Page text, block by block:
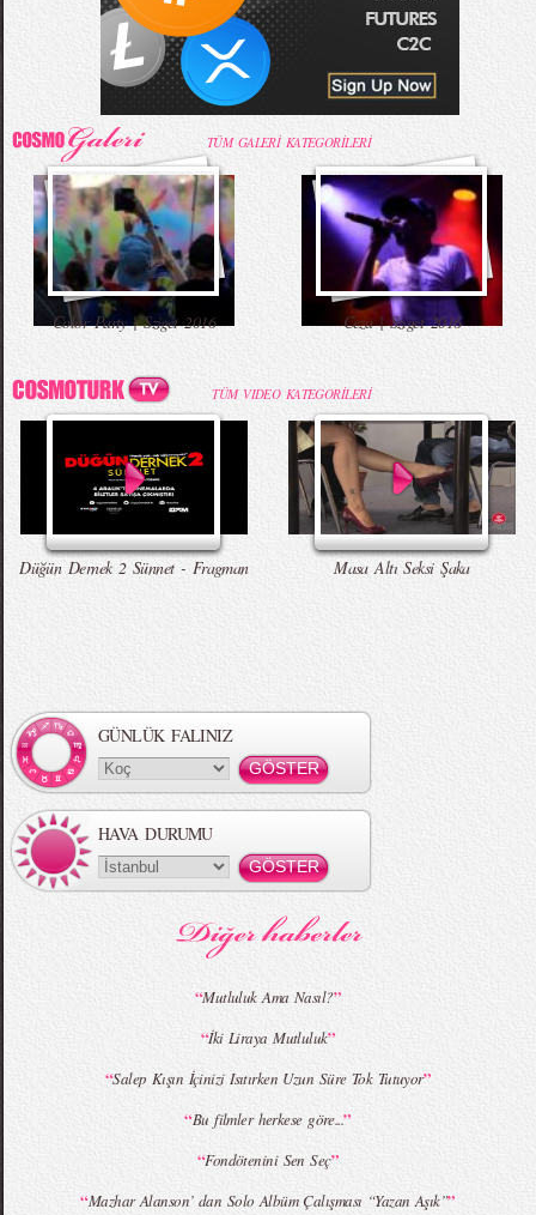
TÜM GALERİ KATEGORİLERİ
Color Party | Sziget 2016 Ceza | Sziget 2016
TÜM VIDEO KATEGORİLERİ
Düğün Dernek 2 Sünnet - Fragman Masa Altı Seksi Şaka
GÜNLÜK FALINIZ
HAVA DURUMU
“Mutluluk Ama Nasıl?”
“İki Liraya Mutluluk”
“Salep Kışın İçinizi Isıtırken Uzun Süre Tok Tutuyor”
“Bu filmler herkese göre...”
“Fondötenini Sen Seç”
“Mazhar Alanson’ dan Solo Albüm Çalışması “Yazan Aşık””